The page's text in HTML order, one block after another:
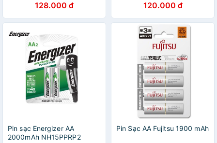
128.000 đ 120.000 đ
Pin sạc Energizer AA
2000mAh NH15PPRP2
Pin Sạc AA Fujitsu 1900 mAh